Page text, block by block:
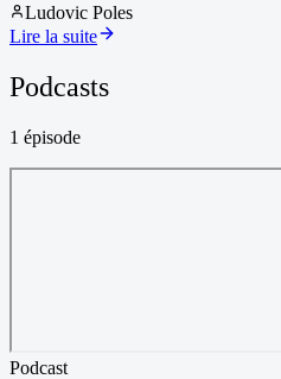
Ludovic Poles
Lire la suite
Podcasts
1 épisode
Podcast